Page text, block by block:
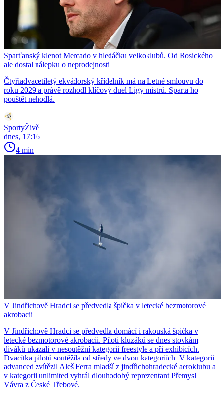
Sparťanský klenot Mercado v hledáčku velkoklubů. Od Rosického
ale dostal nálepku o neprodejnosti
Čtyřiadvacetiletý ekvádorský křídelník má na Letné smlouvu do
roku 2029 a právě rozhodl klíčový duel Ligy mistrů. Sparta ho
pouštět nehodlá.
SportyŽivě
dnes, 17:16
4 min
V Jindřichově Hradci se předvedla špička v letecké bezmotorové
akrobacii
V Jindřichově Hradci se předvedla domácí i rakouská špička v
letecké bezmotorové akrobacii. Piloti kluzáků se dnes stovkám
diváků ukázali v nesoutěžní kategorii freestyle a při exhibicích.
Dvacítka pilotů soutěžila od středy ve dvou kategoriích. V kategorii
advanced zvítězil Aleš Ferra mladší z jindřichohradecké aeroklubu a
v kategorii unlimited vyhrál dlouhodobý reprezentant Přemysl
Vávra z České Třebové.